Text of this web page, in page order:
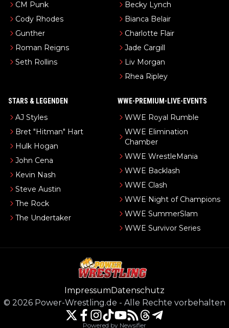
CM Punk
Cody Rhodes
Gunther
Roman Reigns
Seth Rollins
Becky Lynch
Bianca Belair
Charlotte Flair
Jade Cargill
Liv Morgan
Rhea Ripley
STARS & LEGENDEN
AJ Styles
Bret "Hitman" Hart
Hulk Hogan
John Cena
Kevin Nash
Steve Austin
The Rock
The Undertaker
WWE-PREMIUM-LIVE-EVENTS
WWE Royal Rumble
WWE Elimination
Chamber
WWE WrestleMania
WWE Backlash
WWE Clash
WWE Night of Champions
WWE SummerSlam
WWE Survivor Series
Impressum Datenschutz
© 2026 Power-Wrestling.de - Alle Rechte vorbehalten
Powered by Newsifier